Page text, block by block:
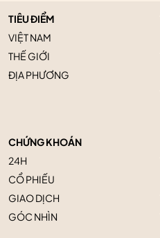
TIÊU ĐIỂM
VIỆT NAM
THẾ GIỚI
ĐỊA PHƯƠNG
CHỨNG KHOÁN
24H
CỔ PHIẾU
GIAO DỊCH
GÓC NHÌN